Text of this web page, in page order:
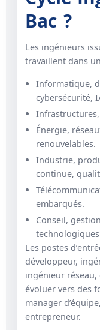
Bac ?
Les ingénieurs
travaillent dans
Informatique,
cybersécurité,
Énergie,
renouvelables.
Industrie,
continue,
embarqués.
Conseil,
Les postes
développeur,
ingénieur réseau,
évoluer vers des
manager
entrepreneur.